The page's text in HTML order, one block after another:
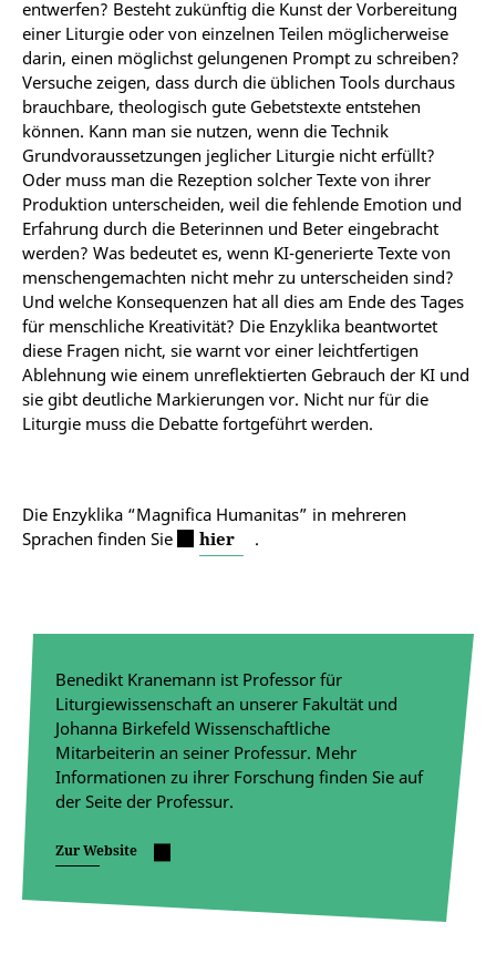
entwerfen? Besteht zukünftig die Kunst der Vorbereitung
einer Liturgie oder von einzelnen Teilen möglicherweise
darin, einen möglichst gelungenen Prompt zu schreiben?
Versuche zeigen, dass durch die üblichen Tools durchaus
brauchbare, theologisch gute Gebetstexte entstehen
können. Kann man sie nutzen, wenn die Technik
Grundvoraussetzungen jeglicher Liturgie nicht erfüllt?
Oder muss man die Rezeption solcher Texte von ihrer
Produktion unterscheiden, weil die fehlende Emotion und
Erfahrung durch die Beterinnen und Beter eingebracht
werden? Was bedeutet es, wenn KI-generierte Texte von
menschengemachten nicht mehr zu unterscheiden sind?
Und welche Konsequenzen hat all dies am Ende des Tages
für menschliche Kreativität? Die Enzyklika beantwortet
diese Fragen nicht, sie warnt vor einer leichtfertigen
Ablehnung wie einem unreflektierten Gebrauch der KI und
sie gibt deutliche Markierungen vor. Nicht nur für die
Liturgie muss die Debatte fortgeführt werden.
Die Enzyklika “Magnifica Humanitas” in mehreren
Sprachen finden Sie
hier .
Benedikt Kranemann ist Professor für
Liturgiewissenschaft an unserer Fakultät und
Johanna Birkefeld Wissenschaftliche
Mitarbeiterin an seiner Professur. Mehr
Informationen zu ihrer Forschung finden Sie auf
der Seite der Professur.
Zur Website